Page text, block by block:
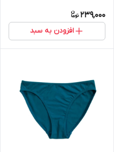
239,000
افزودن به سبد